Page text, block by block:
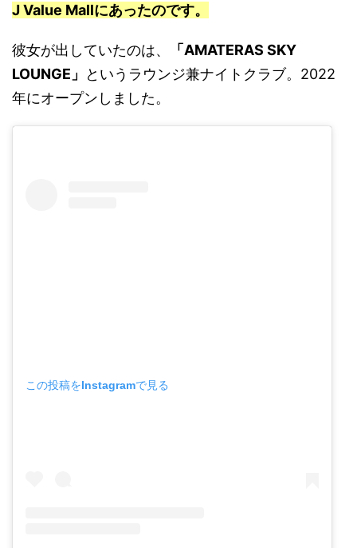
J Value Mallにあったのです。
彼女が出していたのは、
「AMATERAS SKY
LOUNGE」
というラウンジ兼ナイトクラブ。2022
年にオープンしました。
この投稿をInstagramで見る